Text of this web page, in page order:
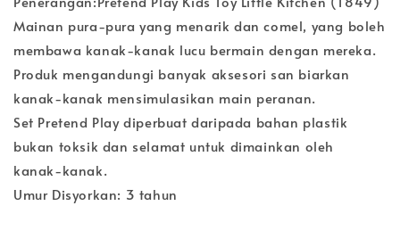
Mainan pura-pura yang menarik dan comel, yang boleh
membawa kanak-kanak lucu bermain dengan mereka.
Produk mengandungi banyak aksesori san biarkan
kanak-kanak mensimulasikan main peranan.
Set Pretend Play diperbuat daripada bahan plastik
bukan toksik dan selamat untuk dimainkan oleh
kanak-kanak.
Umur Disyorkan: 3 tahun